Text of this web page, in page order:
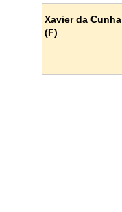
Xavier da Cunha
(F)